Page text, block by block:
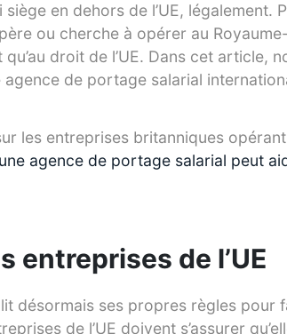
en dehors de l’UE, légalement.
ou cherche à opérer au
droit de l’UE. Dans cet article,
de portage salarial
les entreprises britanniques opérant
agence de portage salarial peut
entreprises de l’UE
désormais ses propres règles pour
de l’UE doivent s’assurer